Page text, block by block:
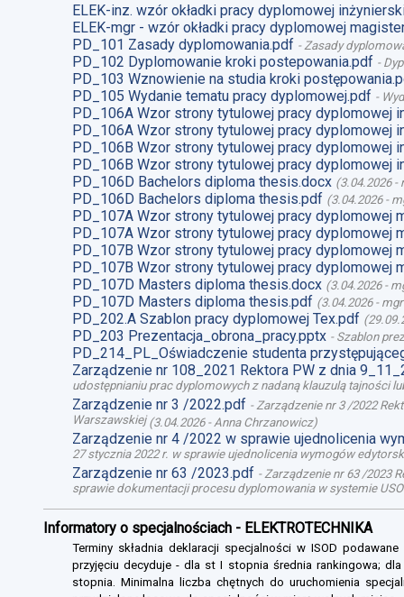
ELEK-inz. wzór okładki pracy dyplomowej
ELEK-mgr - wzór okładki pracy dyplomowej
PD_101 Zasady dyplomowania.pdf - Zasady
PD_102 Dyplomowanie kroki postepowania.pdf -
PD_103 Wznowienie na studia kroki
PD_105 Wydanie tematu pracy dyplomowej.pdf -
PD_106A Wzor strony tytulowej pracy dyplomowej
PD_106A Wzor strony tytulowej pracy dyplomowej
PD_106B Wzor strony tytulowej pracy dyplomowej
PD_106B Wzor strony tytulowej pracy dyplomowej
PD_106D Bachelors diploma thesis.docx (3.04.2026-
PD_106D Bachelors diploma thesis.pdf (3.04.2026-
PD_107A Wzor strony tytulowej pracy dyplomowej
PD_107A Wzor strony tytulowej pracy dyplomowej
PD_107B Wzor strony tytulowej pracy dyplomowej
PD_107B Wzor strony tytulowej pracy dyplomowej
PD_107D Masters diploma thesis.docx (3.04.2026-
PD_107D Masters diploma thesis.pdf (3.04.2026-
PD_202.A Szablon pracy dyplomowej Tex.pdf (
PD_203 Prezentacja_obrona_pracy.pptx - Szablon
PD_214_PL_Oświadczenie studenta
Zarządzenie nr 108_2021 Rektora PW z dnia
udostępnianiu prac dyplomowych z nadaną klauzulą tajności
Zarządzenie nr 3 /2022.pdf - Zarządzenie nr 3 /2022
Warszawskiej(3.04.2026- Anna Chrzanowicz)
Zarządzenie nr 4 /2022 w sprawie ujednolicenia
27 stycznia 2022 r. w sprawie ujednolicenia wymogów
Zarządzenie nr 63 /2023.pdf - Zarządzenie nr 63 /2023
sprawie dokumentacji procesu dyplomowania w systemie
Informatory o specjalnościach - ELEKTROTECHNIKA
Terminy składnia deklaracji specjalności w ISOD
przyjęciu decyduje - dla st I stopnia średnia rankingowa;
stopnia. Minimalna liczba chętnych do uruchomienia